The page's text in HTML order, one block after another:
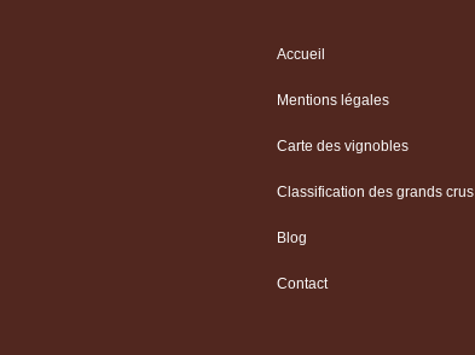
Accueil
Mentions légales
Carte des vignobles
Classification des grands crus
Blog
Contact